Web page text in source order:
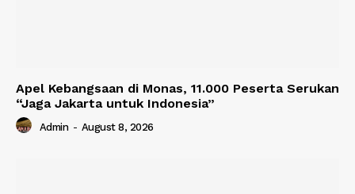
Apel Kebangsaan di Monas, 11.000 Peserta Serukan
“Jaga Jakarta untuk Indonesia”
Admin - August 8, 2026